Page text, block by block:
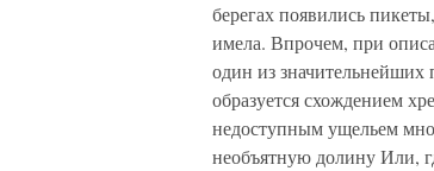
берегах появились
имела. Впрочем, при
один из значительнейших
образуется схождением
недоступным ущельем
необъятную долину Или,